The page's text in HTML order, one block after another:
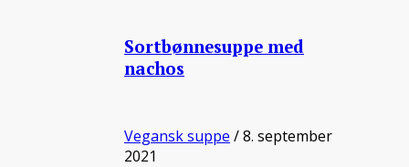
Sortbønnesuppe med
nachos
Vegansk suppe / 8. september
2021